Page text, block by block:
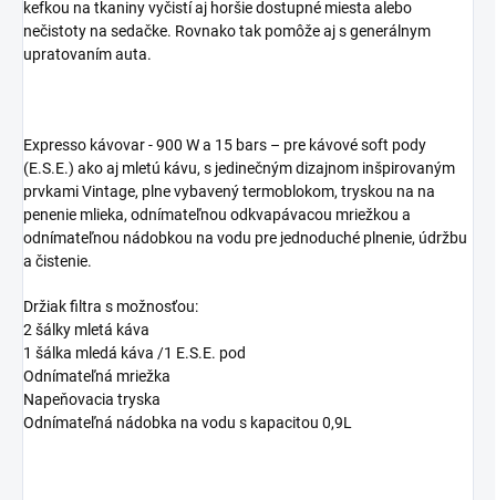
kefkou na tkaniny vyčistí aj horšie dostupné miesta alebo
nečistoty na sedačke. Rovnako tak pomôže aj s generálnym
upratovaním auta.
Expresso kávovar - 900 W a 15 bars – pre kávové soft pody
(E.S.E.) ako aj mletú kávu, s jedinečným dizajnom inšpirovaným
prvkami Vintage, plne vybavený termoblokom, tryskou na na
penenie mlieka, odnímateľnou odkvapávacou mriežkou a
odnímateľnou nádobkou na vodu pre jednoduché plnenie, údržbu
a čistenie.
Držiak filtra s možnosťou:
2 šálky mletá káva
1 šálka mledá káva /1 E.S.E. pod
Odnímateľná mriežka
Napeňovacia tryska
Odnímateľná nádobka na vodu s kapacitou 0,9L